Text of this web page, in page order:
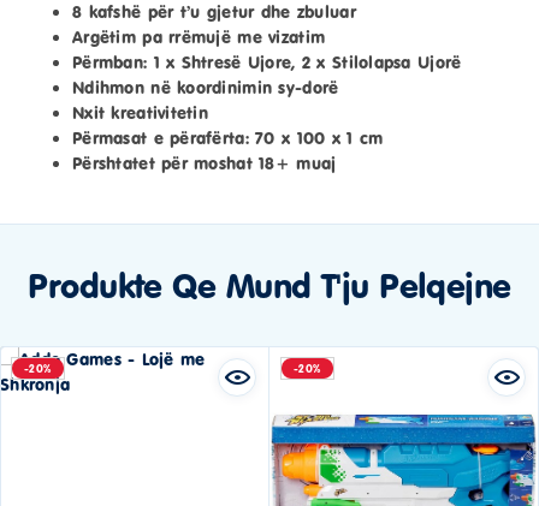
8 kafshë për t’u gjetur dhe zbuluar
Argëtim pa rrëmujë me vizatim
Përmban: 1 x Shtresë Ujore, 2 x Stilolapsa Ujorë
Ndihmon në koordinimin sy-dorë
Nxit kreativitetin
Përmasat e përafërta:70 x 100 x 1 cm
Përshtatet për moshat 18+ muaj
Produkte Qe Mund T'ju Pelqejne
-20% -20%